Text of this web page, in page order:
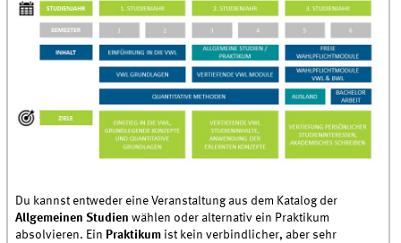
Du kannst entweder eine Veranstaltung aus dem Katalog der
Allgemeinen Studienwählen oder alternativ ein Praktikum
absolvieren. Ein Praktikum ist kein verbindlicher, aber sehr